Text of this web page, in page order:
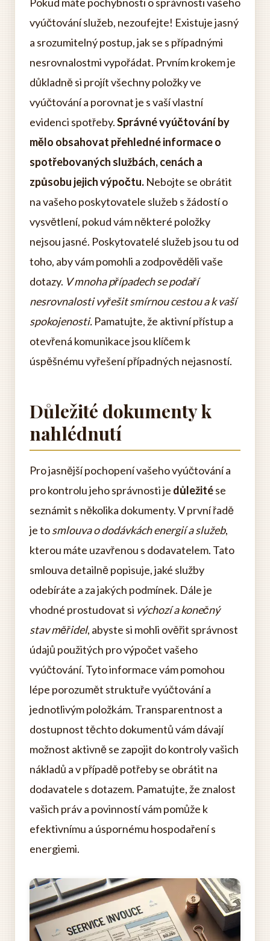
vyúčtování služeb, nezoufejte! Existuje jasný
a srozumitelný postup, jak se s případnými
nesrovnalostmi vypořádat. Prvním krokem je
důkladně si projít všechny položky ve
vyúčtování a porovnat je s vaší vlastní
evidenci spotřeby.Správné vyúčtování by
mělo obsahovat přehledné informace o
spotřebovaných službách, cenách a
způsobu jejich výpočtu. Nebojte se obrátit
na vašeho poskytovatele služeb s žádostí o
vysvětlení, pokud vám některé položky
nejsou jasné. Poskytovatelé služeb jsou tu od
toho, aby vám pomohli a zodpověděli vaše
dotazy. V mnoha případech se podaří
nesrovnalosti vyřešit smírnou cestou a k vaší
spokojenosti. Pamatujte, že aktivní přístup a
otevřená komunikace jsou klíčem k
úspěšnému vyřešení případných nejasností.
Důležité dokumenty k
nahlédnutí
Pro jasnější pochopení vašeho vyúčtování a
pro kontrolu jeho správnosti je důležitése
seznámit s několika dokumenty. V první řadě
je tosmlouva o dodávkách energií a služeb,
kterou máte uzavřenou s dodavatelem. Tato
smlouva detailně popisuje, jaké služby
odebíráte a za jakých podmínek. Dále je
vhodné prostudovat si výchozí a konečný
stav měřidel, abyste si mohli ověřit správnost
údajů použitých pro výpočet vašeho
vyúčtování. Tyto informace vám pomohou
lépe porozumět struktuře vyúčtování a
jednotlivým položkám. Transparentnost a
dostupnost těchto dokumentů vám dávají
možnost aktivně se zapojit do kontroly vašich
nákladů a v případě potřeby se obrátit na
dodavatele s dotazem. Pamatujte, že znalost
vašich práv a povinností vám pomůže k
efektivnímu a úspornému hospodaření s
energiemi.